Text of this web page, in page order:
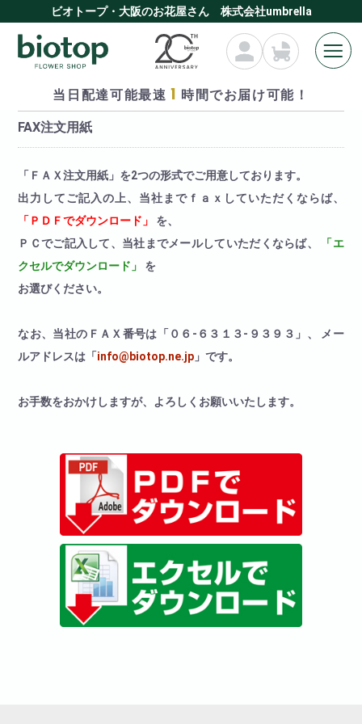
ビオトープ・大阪のお花屋さん 株式会社umbrella
当日配達可能最速 1 時間でお届け可能！
≫ FAX注文用紙
FAX注文用紙
「ＦＡＸ注文用紙」を2つの形式でご用意しております。
出力してご記入の上、当社までｆａｘしていただくならば、
「ＰＤＦでダウンロード」
を、
ＰＣでご記入して、当社までメールしていただくならば、
「エ
クセルでダウンロード」
を
お選びください。
なお、当社のＦＡＸ番号は「０６-６３１３-９３９３」、 メー
ルアドレスは「info@biotop.ne.jp 」です。
お手数をおかけしますが、よろしくお願いいたします。